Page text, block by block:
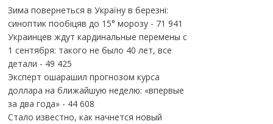
Зима повернеться в Україну в березні:
синоптик пообіцяв до 15° морозу- 71 941
Украинцев ждут кардинальные перемены с
1 сентября: такого не было 40 лет, все
детали - 49 425
Эксперт ошарашил прогнозом курса
доллара на ближайшую неделю: «впервые
за два года»- 44 608
Стало известно, как начнется новый